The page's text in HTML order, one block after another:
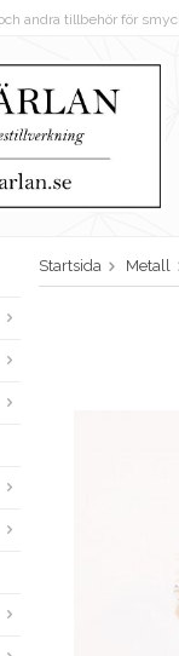
andra tillbehör för
Startsida Metall